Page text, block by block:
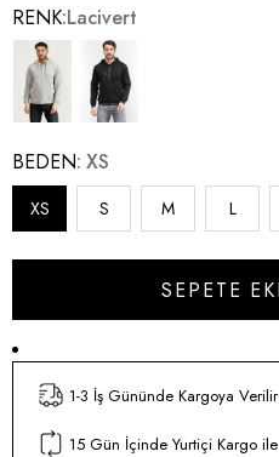
RENK Lacivert
BEDEN XS
XS S M L
1-3 İş Gününde Kargoya Verilir
15 Gün İçinde Yurtiçi Kargo ile